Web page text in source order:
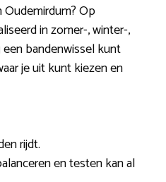
Op
in zomer-, winter-,
bandenwissel kunt
je uit kunt kiezen en
rijdt.
en testen kan al